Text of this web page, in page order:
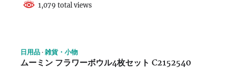
1,079 total views
日用品 雑貨・小物
ムーミン フラワーボウル4枚セット C2152540